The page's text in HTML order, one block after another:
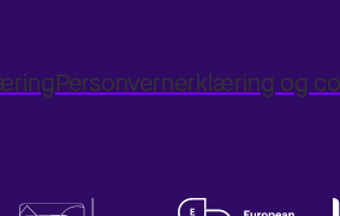
Personvernerklæring og